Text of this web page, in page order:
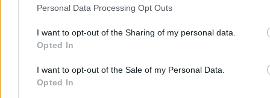
Personal Data Processing Opt Outs
I want to opt-out of the Sharing of my personal data.
Opted In
I want to opt-out of the Sale of my Personal Data.
Opted In
Sylwia Spurek
Dzisiaj 18:11
Reklama